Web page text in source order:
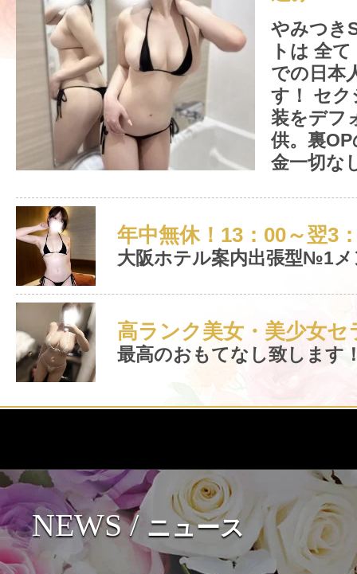
やみつき
トは 全
での日本
す！ セク
装をデフ
供。裏
金一切な
年中無休！13：00～翌3
大阪ホテル案内出張型№1メ
高ランク美女・美少女セ
最高のおもてなし致します
NEWS / ニュース